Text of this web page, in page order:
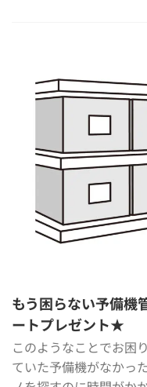
もう困らない予備機
ートプレゼント★
このようなことでお困
ていた予備機がなかっ